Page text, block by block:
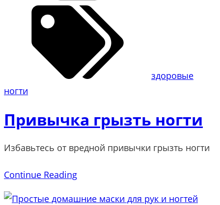
здоровые
ногти
Привычка грызть ногти
Избавьтесь от вредной привычки грызть ногти
Continue Reading